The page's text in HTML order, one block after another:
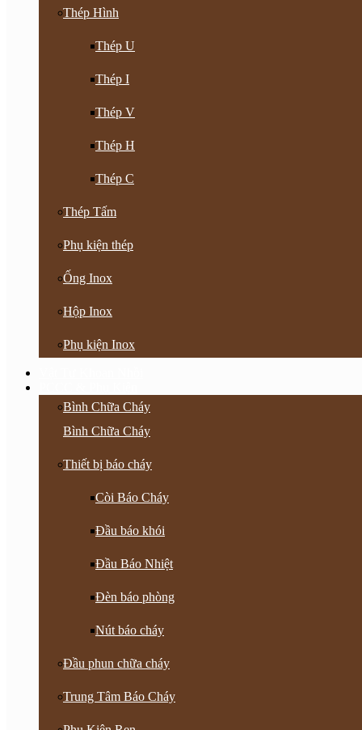
Thép Hình
Thép U
Thép I
Thép V
Thép H
Thép C
Thép Tấm
Phụ kiện thép
Ống Inox
Hộp Inox
Phụ kiện Inox
Bình Chữa Cháy
Bình Chữa Cháy
Thiết bị báo cháy
Còi Báo Cháy
Đầu báo khói
Đầu Báo Nhiệt
Đèn báo phòng
Nút báo cháy
Đầu phun chữa cháy
Trung Tâm Báo Cháy